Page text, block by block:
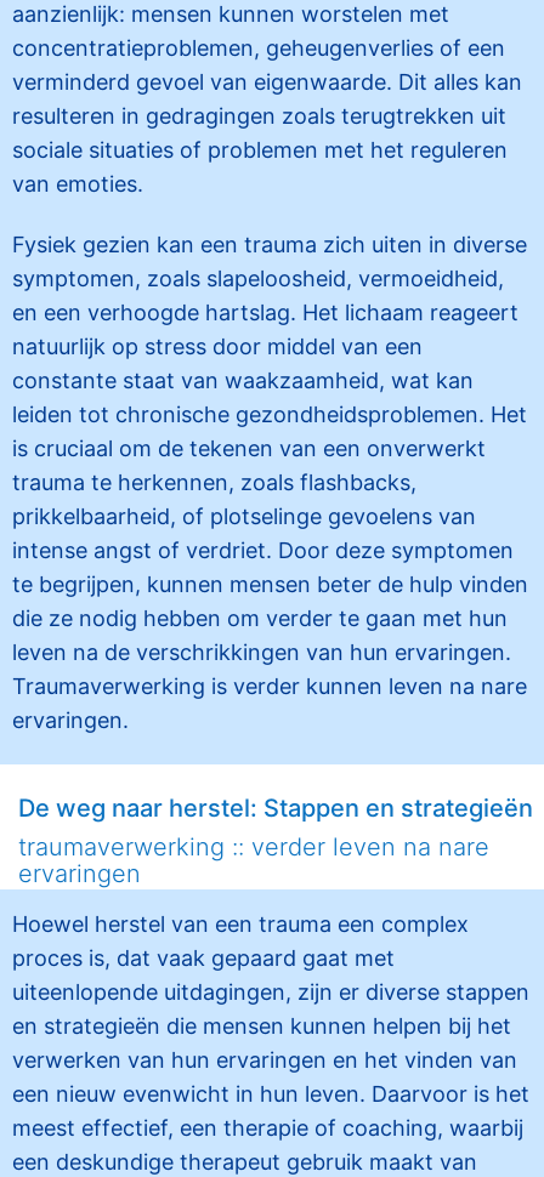
aanzienlijk: mensen kunnen worstelen met
concentratieproblemen, geheugenverlies of een
verminderd gevoel van eigenwaarde. Dit alles kan
resulteren in gedragingen zoals terugtrekken uit
sociale situaties of problemen met het reguleren
van emoties.
Fysiek gezien kan een trauma zich uiten in diverse
symptomen, zoals slapeloosheid, vermoeidheid,
en een verhoogde hartslag. Het lichaam reageert
natuurlijk op stress door middel van een
constante staat van waakzaamheid, wat kan
leiden tot chronische gezondheidsproblemen. Het
is cruciaal om de tekenen van een onverwerkt
trauma te herkennen, zoals flashbacks,
prikkelbaarheid, of plotselinge gevoelens van
intense angst of verdriet. Door deze symptomen
te begrijpen, kunnen mensen beter de hulp vinden
die ze nodig hebben om verder te gaan met hun
leven na de verschrikkingen van hun ervaringen.
Traumaverwerking is verder kunnen leven na nare
ervaringen.
De weg naar herstel: Stappen en strategieën
traumaverwerking :: verder leven na nare
ervaringen
Hoewel herstel van een trauma een complex
proces is, dat vaak gepaard gaat met
uiteenlopende uitdagingen, zijn er diverse stappen
en strategieën die mensen kunnen helpen bij het
verwerken van hun ervaringen en het vinden van
een nieuw evenwicht in hun leven. Daarvoor is het
meest effectief, een therapie of coaching, waarbij
een deskundige therapeut gebruik maakt van